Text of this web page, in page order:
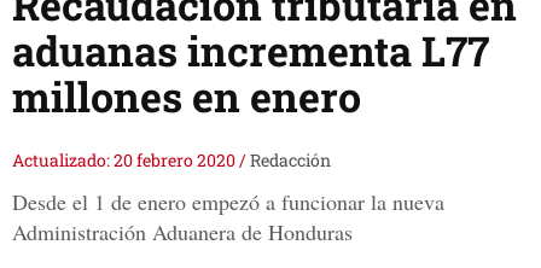
aduanas incrementa L77
millones en enero
Actualizado: 20 febrero 2020/Redacción
Desde el 1 de enero empezó a funcionar la nueva
Administración Aduanera de Honduras